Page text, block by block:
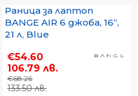
Раница за лаптоп
BANGE AIR 6 джоба, 16“,
21 л, Blue
€54.60
106.79 лв.
€68.26
133.50 лв.